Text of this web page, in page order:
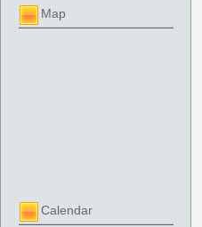
Map
Calendar